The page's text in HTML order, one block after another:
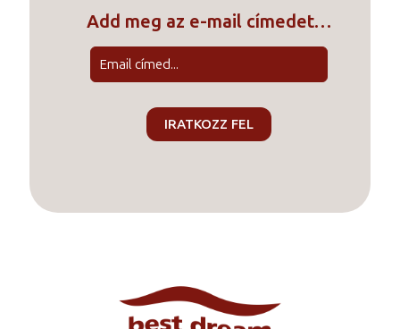
Add meg az e-mail címedet…